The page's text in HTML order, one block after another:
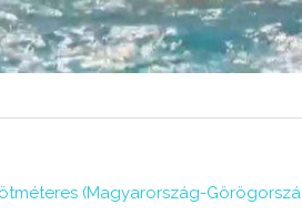
(Magyarország-